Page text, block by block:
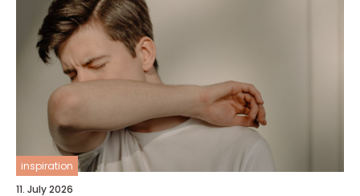
inspiration
11. July 2026